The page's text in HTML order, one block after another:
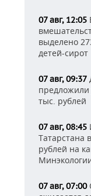
07 авг, 12:05
выделено
детей-сирот
07 авг, 09:37
тыс. рублей
07 авг, 08:45
Татарстана
рублей на
07 авг, 07:00